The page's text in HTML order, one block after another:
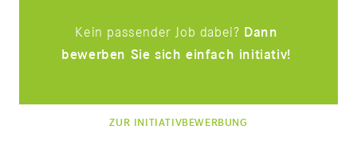
Kein passender Job dabei? Dann
bewerben Sie sich einfach initiativ!
ZUR INITIATIVBEWERBUNG